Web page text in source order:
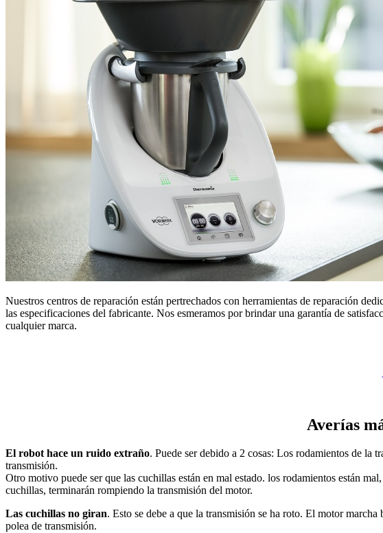
Nuestros centros de reparación están pertrechados con herramientas de reparación
las especificaciones del fabricante. Nos esmeramos por brindar una garantía de
cualquier marca.
Averías
El robot hace un ruido extraño. Puede ser debido a 2 cosas: Los rodamientos de la
transmisión.
Otro motivo puede ser que las cuchillas están en mal estado. los rodamientos están
cuchillas, terminarán rompiendo la transmisión del motor.
Las cuchillas no giran. Esto se debe a que la transmisión se ha roto. El motor
polea de transmisión.